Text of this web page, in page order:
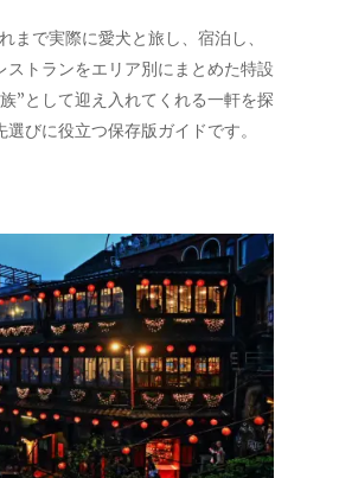
まで実際に愛犬と旅し、宿泊し、
ストランをエリア別にまとめた特設
”として迎え入れてくれる一軒を探
びに役立つ保存版ガイドです。